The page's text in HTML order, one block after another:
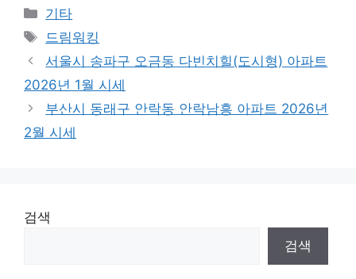
Categories
기타
Tags
드림워킹
서울시 송파구 오금동 다빈치힐(도시형) 아파트
2026년 1월 시세
부산시 동래구 안락동 안락남흥 아파트 2026년
2월 시세
검색
검색